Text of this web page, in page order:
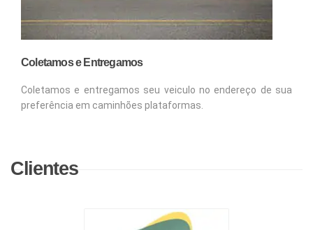
Coletamos e Entregamos
Coletamos e entregamos seu veiculo no endereço de sua
preferência em caminhões plataformas.
Clientes